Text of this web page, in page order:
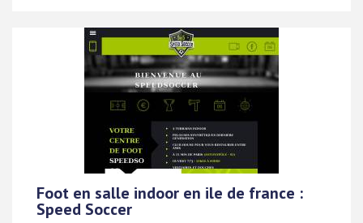
Foot en salle indoor en ile de france :
Speed Soccer